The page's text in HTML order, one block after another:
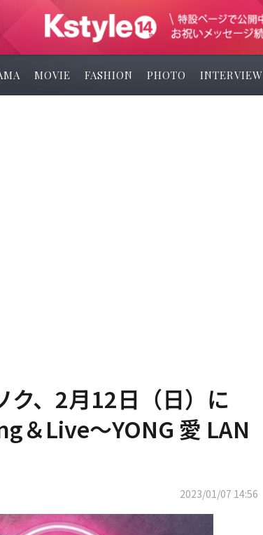
MOVIE FASHION PHOTO INTERVIEW
ク、2月12日（日）に
＆Live～YONG 愛 LAN
2023/01/07 14:56